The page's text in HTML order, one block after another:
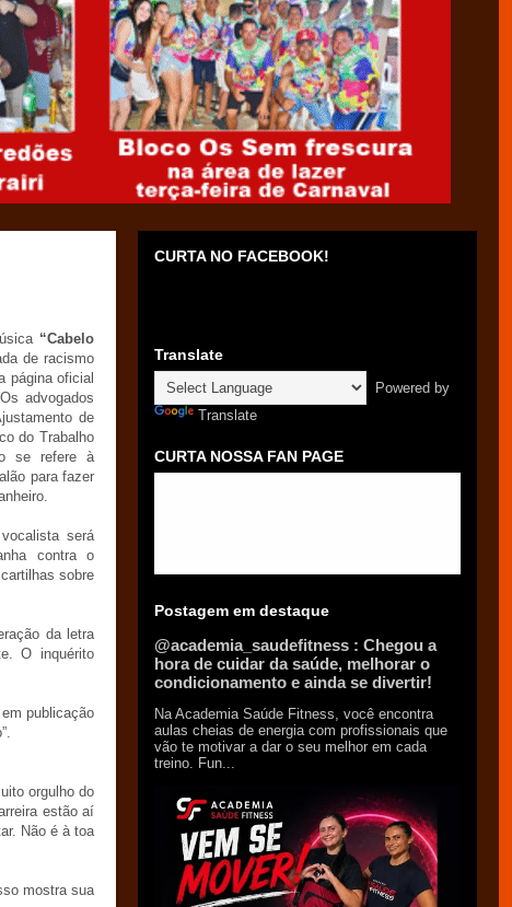
“Cabelo
de racismo
página oficial
advogados
de
do Trabalho
se refere à
para fazer
será
contra o
sobre
da letra
O inquérito
publicação
orgulho do
estão aí
Não é à toa
mostra sua
CURTA NO FACEBOOK!
Translate
Powered by
Translate
CURTA NOSSA FAN PAGE
Postagem em destaque
@academia_saudefitness : Chegou a
hora de cuidar da saúde, melhorar o
condicionamento e ainda se divertir!
Na Academia Saúde Fitness, você encontra
aulas cheias de energia com profissionais que
vão te motivar a dar o seu melhor em cada
treino. Fun...